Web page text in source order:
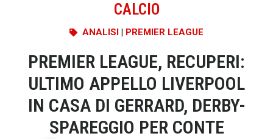
CALCIO
ANALISI | PREMIER LEAGUE
PREMIER LEAGUE, RECUPERI:
ULTIMO APPELLO LIVERPOOL
IN CASA DI GERRARD, DERBY-
SPAREGGIO PER CONTE